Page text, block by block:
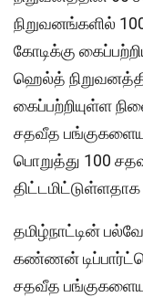
நிறுவனங்களில்
கோடிக்கு
ஹெல்த்
கைப்பற்றியுள்ள
சதவீத
பொறுத்து 100
தமிழ்நாட்டின்
கண்ணன்
சதவீத